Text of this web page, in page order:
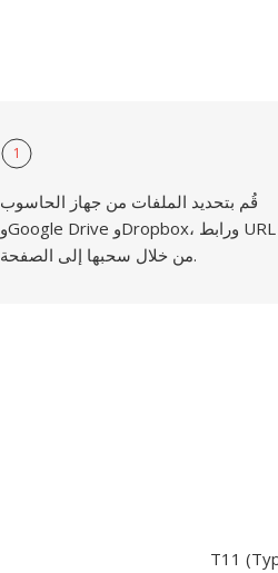
1
قُم بتحديد الملفات من جهاز الحاسوب
وGoogle Drive وDropbox، ورابط URL أو
من خلال سحبها إلى الصفحة.